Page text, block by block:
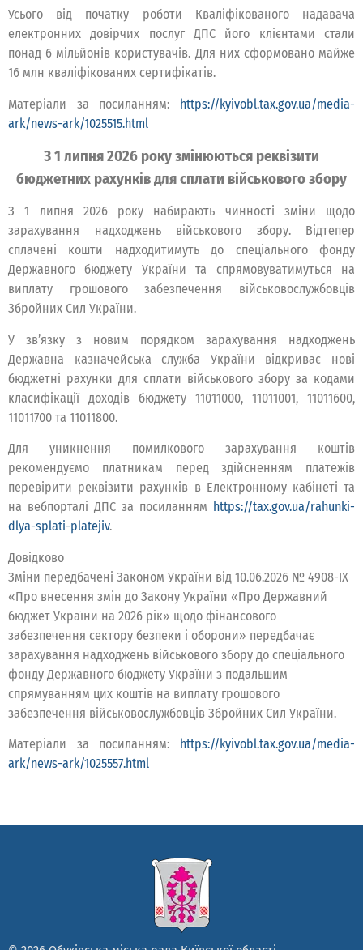
Усього від початку роботи Кваліфікованого надавача
електронних довірчих послуг ДПС його клієнтами стали
понад 6 мільйонів користувачів. Для них сформовано майже
16 млн кваліфікованих сертифікатів.
Матеріали за посиланням: https://kyivobl.tax.gov.ua/media-
ark/news-ark/1025515.html
З 1 липня 2026 року змінюються реквізити
бюджетних рахунків для сплати військового збору
З 1 липня 2026 року набирають чинності зміни щодо
зарахування надходжень військового збору. Відтепер
сплачені кошти надходитимуть до спеціального фонду
Державного бюджету України та спрямовуватимуться на
виплату грошового забезпечення військовослужбовців
Збройних Сил України.
У зв’язку з новим порядком зарахування надходжень
Державна казначейська служба України відкриває нові
бюджетні рахунки для сплати військового збору за кодами
класифікації доходів бюджету 11011000, 11011001, 11011600,
11011700 та 11011800.
Для уникнення помилкового зарахування коштів
рекомендуємо платникам перед здійсненням платежів
перевірити реквізити рахунків в Електронному кабінеті та
на вебпорталі ДПС за посиланням https://tax.gov.ua/rahunki-
dlya-splati-platejiv.
Довідково
Зміни передбачені Законом України від 10.06.2026 № 4908-ІХ
«Про внесення змін до Закону України «Про Державний
бюджет України на 2026 рік» щодо фінансового
забезпечення сектору безпеки і оборони» передбачає
зарахування надходжень військового збору до спеціального
фонду Державного бюджету України з подальшим
спрямуванням цих коштів на виплату грошового
забезпечення військовослужбовців Збройних Сил України.
Матеріали за посиланням: https://kyivobl.tax.gov.ua/media-
ark/news-ark/1025557.html